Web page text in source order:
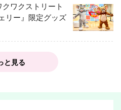
クワクストリート
リー』限定グッズ
と見る